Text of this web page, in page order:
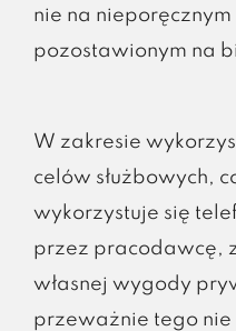
nie na
pozostawionym na
W zakresie
celów służbowych,
wykorzystuje się
przez pracodawcę,
własnej wygody
przeważnie tego